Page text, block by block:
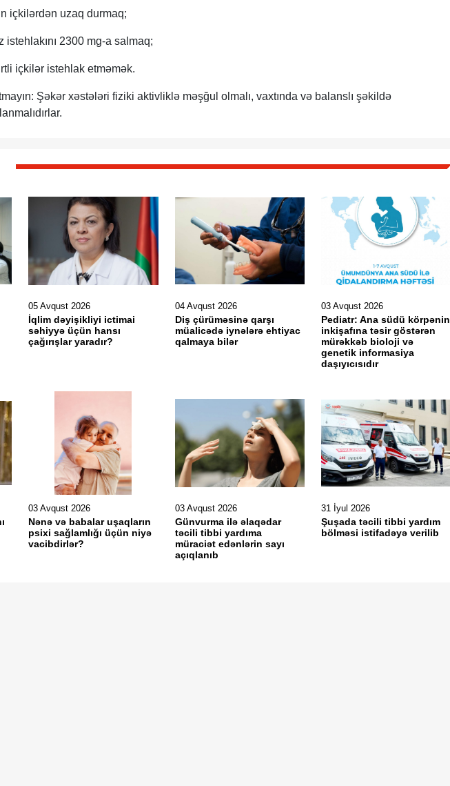
içkilərdən uzaq durmaq;
istehlakını 2300 mg-a salmaq;
içkilər istehlak etməmək.
Şəkər xəstələri fiziki aktivliklə məşğul olmalı, vaxtında və balanslı şəkildə
05 Avqust 2026
İqlim dəyişikliyi ictimai
səhiyyə üçün hansı
çağırışlar yaradır?
04 Avqust 2026
Diş çürüməsinə qarşı
müalicədə iynələrə ehtiyac
qalmaya bilər
03 Avqust 2026
Pediatr: Ana südü körpənin
inkişafına təsir göstərən
mürəkkəb bioloji və
genetik informasiya
daşıyıcısıdır
03 Avqust 2026
Nənə və babalar uşaqların
psixi sağlamlığı üçün niyə
vacibdirlər?
03 Avqust 2026
Günvurma ilə əlaqədar
təcili tibbi yardıma
müraciət edənlərin sayı
açıqlanıb
31 İyul 2026
Şuşada təcili tibbi yardım
bölməsi istifadəyə verilib